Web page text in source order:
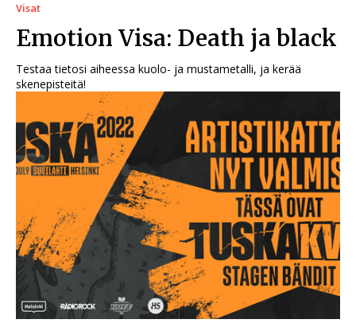
Visat
Emotion Visa: Death ja black
Testaa tietosi aiheessa kuolo- ja mustametalli, ja kerää
skenepisteitä!